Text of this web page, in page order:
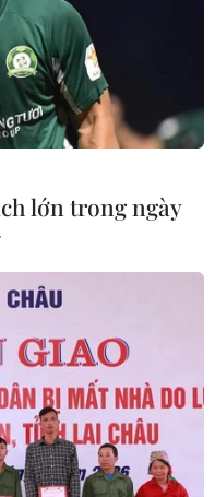
lớn trong ngày